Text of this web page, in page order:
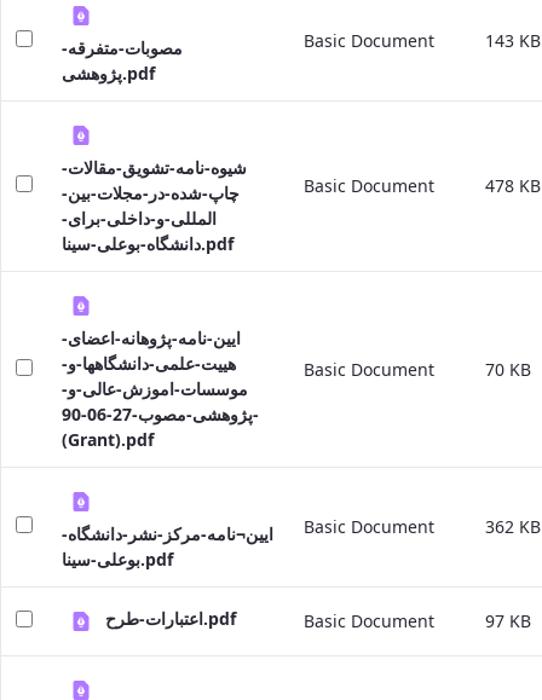
Educational
Affairs
Deputy
Dean
for
Research
Affairs
Deputy
Dean
for
Postgraduate
Studies
مصوبات-متفرقه-
پژوهشی.pdf
Basic Document 143 KB
شیوه-نامه-تشویق-مقالات-
چاپ-شده-در-مجلات-بین-
المللی-و-داخلی-برای-
دانشگاه-بوعلی-سینا.pdf
Basic Document 478 KB
ایین-نامه-پژوهانه-اعضای-
هییت-علمی-دانشگاهها-و-
موسسات-اموزش-عالی-و-
پژوهشی-مصوب-27-06-90-
(Grant).pdf
Basic Document 70 KB
ایین¬نامه-مرکز-نشر-دانشگاه-
بوعلی-سینا.pdf
Basic Document 362 KB
اعتبارات-طرح.pdf Basic Document 97 KB